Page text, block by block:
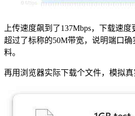
上传速度飙到了137Mbps，下载速
超过了标称的50M带宽，说明端口
料。
再用浏览器实际下载个文件，模拟真